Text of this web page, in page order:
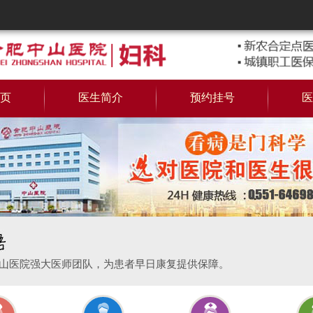
医生简介 预约挂号
医院强大医师团队，为患者早日康复提供保障。